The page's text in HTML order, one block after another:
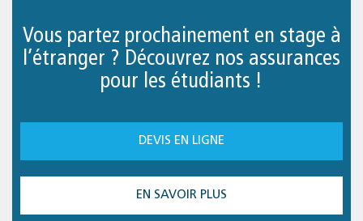
Vous partez prochainement en stage à
l’étranger ? Découvrez nos assurances
pour les étudiants !
DEVIS EN LIGNE
EN SAVOIR PLUS